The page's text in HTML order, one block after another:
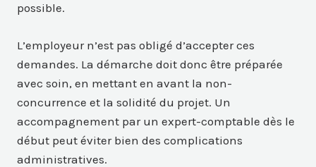
possible.
L’employeur n’est pas obligé d’accepter ces
demandes. La démarche doit donc être préparée
avec soin, en mettant en avant la non-
concurrence et la solidité du projet. Un
accompagnement par un expert-comptable dès le
début peut éviter bien des complications
administratives.